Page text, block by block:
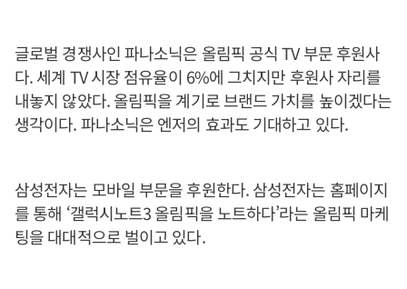
글로벌 경쟁사인 파나소닉은 올림픽 공식 TV 부문 후원사
다. 세계 TV 시장 점유율이 6%에 그치지만 후원사 자리를
내놓지 않았다. 올림픽을 계기로 브랜드 가치를 높이겠다는
생각이다. 파나소닉은 엔저의 효과도 기대하고 있다.
삼성전자는 모바일 부문을 후원한다. 삼성전자는 홈페이지
를 통해 ‘갤럭시노트3 올림픽을 노트하다’라는 올림픽 마케
팅을 대대적으로 벌이고 있다.